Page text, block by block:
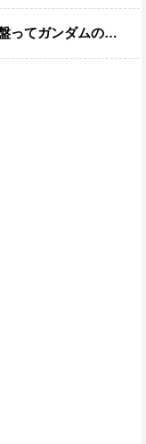
だと割と珍しい気がする